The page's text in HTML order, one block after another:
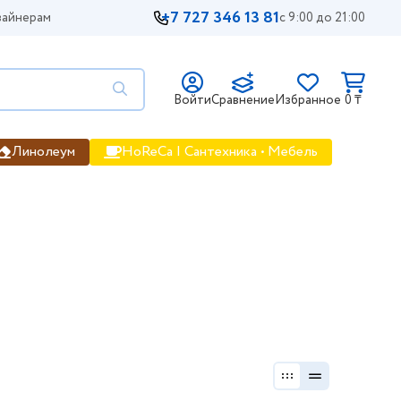
+7 727 346 13 81с 9:00 до 21:00
ВойтиСравнениеИзбранное 0 ₸
Линолеум HoReCa | Сантехника • Мебель
цена, продажа